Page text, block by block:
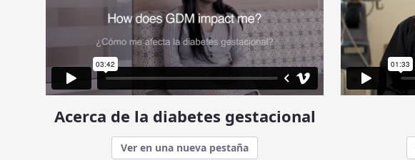
Acerca de la diabetes gestacional
Ver en una nueva pestaña